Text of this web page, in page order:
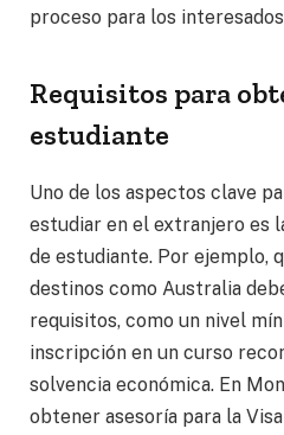
proceso para los
Requisitos para
estudiante
Uno de los aspectos clave
estudiar en el extranjero es
de estudiante. Por ejemplo,
destinos como Australia
requisitos, como un nivel
inscripción en un curso
solvencia económica. En
obtener asesoría para la